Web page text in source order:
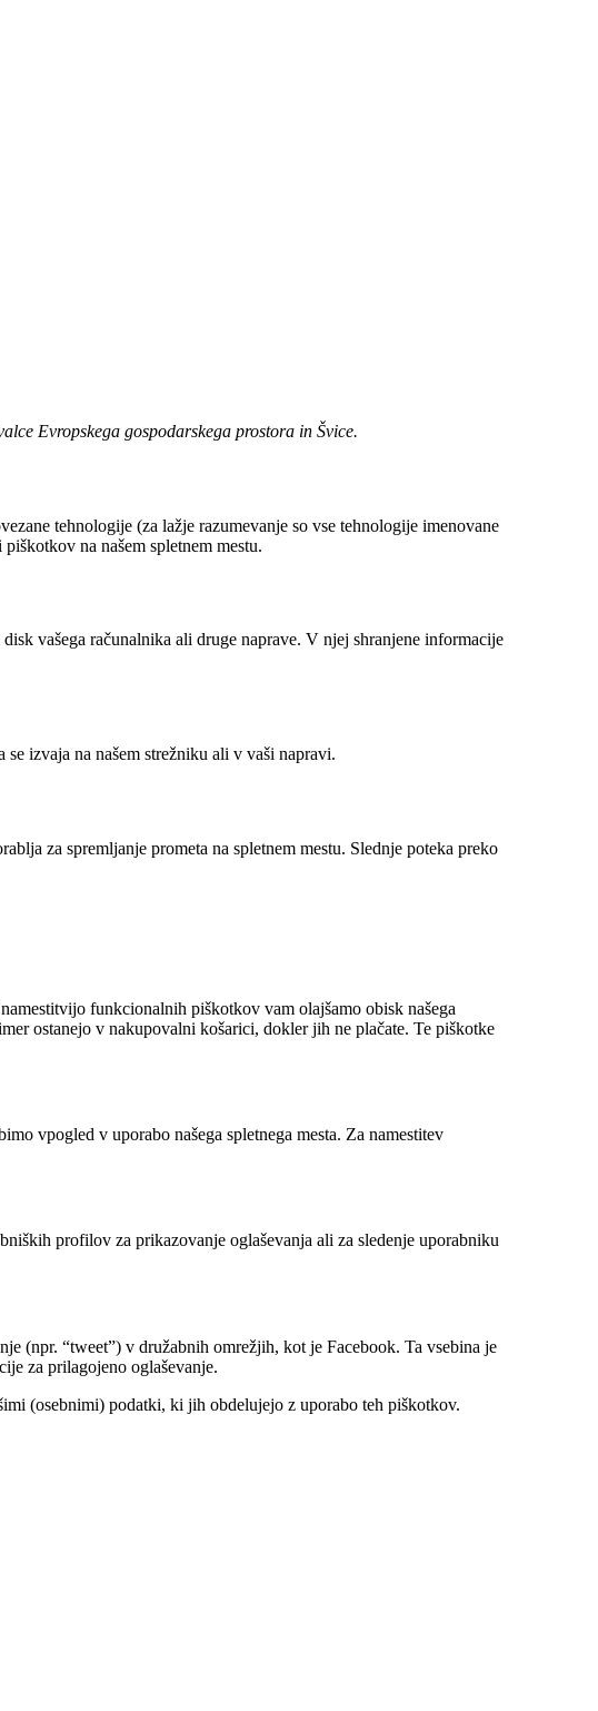
Evropskega gospodarskega prostora in Švice.
tehnologije (za lažje razumevanje so vse tehnologije imenovane
na našem spletnem mestu.
vašega računalnika ali druge naprave. V njej shranjene informacije
izvaja na našem strežniku ali v vaši napravi.
za spremljanje prometa na spletnem mestu. Slednje poteka preko
funkcionalnih piškotkov vam olajšamo obisk našega
ostanejo v nakupovalni košarici, dokler jih ne plačate. Te piškotke
vpogled v uporabo našega spletnega mesta. Za namestitev
profilov za prikazovanje oglaševanja ali za sledenje uporabniku
(npr. “tweet”) v družabnih omrežjih, kot je Facebook. Ta vsebina je
za prilagojeno oglaševanje.
(osebnimi) podatki, ki jih obdelujejo z uporabo teh piškotkov.